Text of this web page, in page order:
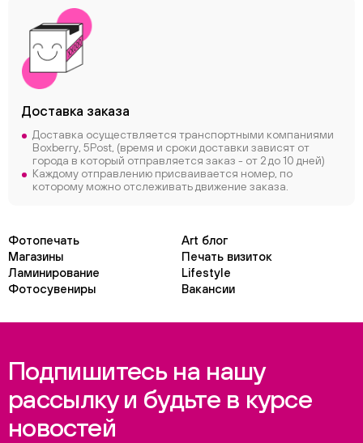
Доставка заказа
Доставка осуществляется транспортными компаниями
Boxberry, 5Post, (время и сроки доставки зависят от
города в который отправляется заказ - от 2 до 10 дней)
Каждому отправлению присваивается номер, по
которому можно отслеживать движение заказа.
Фотопечать
Art блог
Магазины
Печать визиток
Ламинирование
Lifestyle
Фотосувениры
Вакансии
Подпишитесь на нашу
рассылку и будьте в курсе
новостей